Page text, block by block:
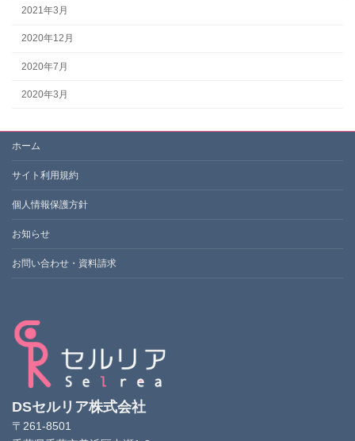
2021年3月
2020年12月
2020年7月
2020年3月
ホーム
サイト利用規約
個人情報保護方針
お知らせ
お問い合わせ・資料請求
DSセルリア株式会社
〒261-8501